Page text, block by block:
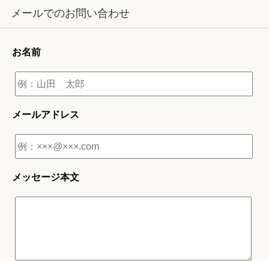
メールでのお問い合わせ
お名前
メールアドレス
メッセージ本文